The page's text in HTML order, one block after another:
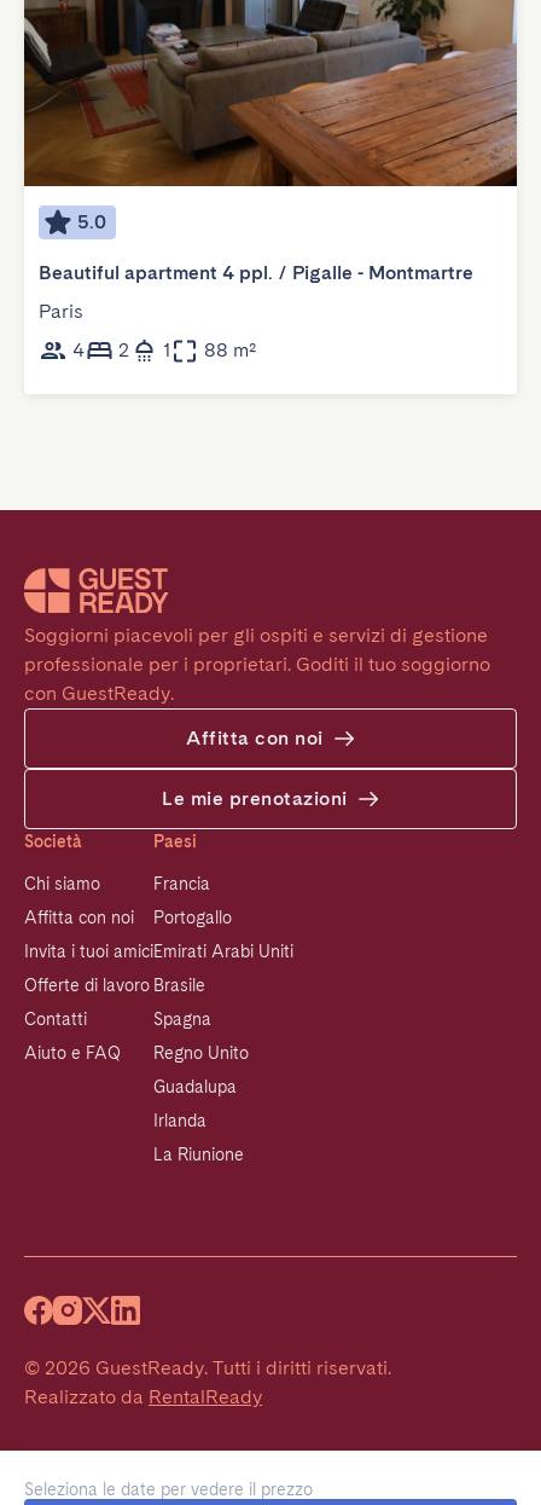
Seleziona le date per vedere il prezzo
5.0
Beautiful apartment 4 ppl. / Pigalle - Montmartre
Paris
4
2 1 88 m²
Soggiorni piacevoli per gli ospiti e servizi di gestione
professionale per i proprietari. Goditi il tuo soggiorno
con GuestReady.
Affitta con noi
Le mie prenotazioni
Società
Chi siamo
Affitta con noi
Invita i tuoi amici
Offerte di lavoro
Contatti
Aiuto e FAQ
Paesi
Francia
Portogallo
Emirati Arabi Uniti
Brasile
Spagna
Regno Unito
Guadalupa
Irlanda
La Riunione
© 2026 GuestReady. Tutti i diritti riservati.
Realizzato da RentalReady